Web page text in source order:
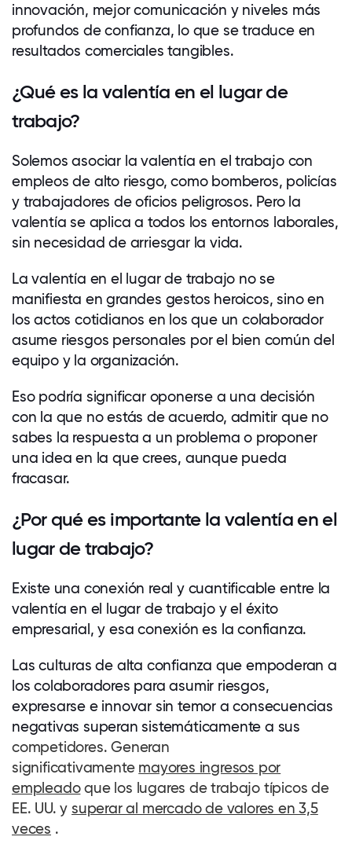
innovación, mejor comunicación y niveles más
profundos de confianza, lo que se traduce en
resultados comerciales tangibles.
¿Qué es la valentía en el lugar de
trabajo?
Solemos asociar la valentía en el trabajo con
empleos de alto riesgo, como bomberos, policías
y trabajadores de oficios peligrosos. Pero la
valentía se aplica a todos los entornos laborales,
sin necesidad de arriesgar la vida.
La valentía en el lugar de trabajo no se
manifiesta en grandes gestos heroicos, sino en
los actos cotidianos en los que un colaborador
asume riesgos personales por el bien común del
equipo y la organización.
Eso podría significar oponerse a una decisión
con la que no estás de acuerdo, admitir que no
sabes la respuesta a un problema o proponer
una idea en la que crees, aunque pueda
fracasar.
¿Por qué es importante la valentía en el
lugar de trabajo?
Existe una conexión real y cuantificable entre la
valentía en el lugar de trabajo y el éxito
empresarial, y esa conexión es la confianza.
Las culturas de alta confianza que empoderan a
los colaboradores para asumir riesgos,
expresarse e innovar sin temor a consecuencias
negativas superan sistemáticamente a sus
competidores. Generan
significativamente mayores ingresos por
empleadoque los lugares de trabajo típicos de
EE. UU. y superar al mercado de valores en 3,5
veces .